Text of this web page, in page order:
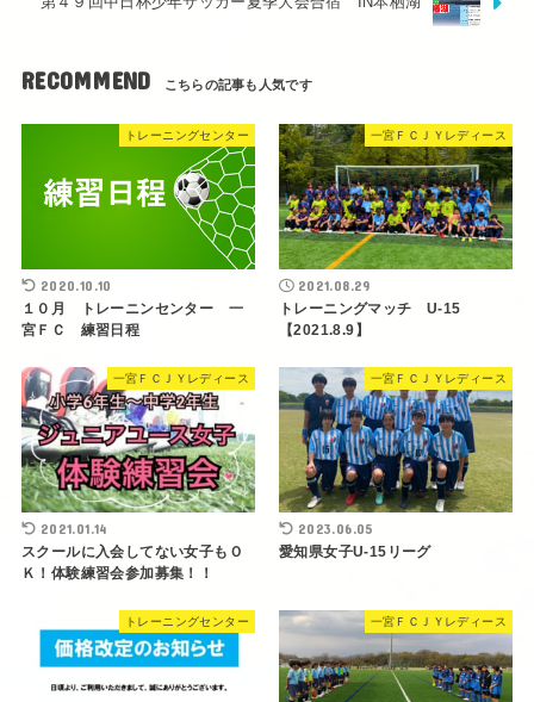
RECOMMEND
トレーニングセンター
2020.10.10
１０月 トレーニンセンター 一
宮ＦＣ 練習日程
一宮ＦＣＪＹレディース
2021.08.29
トレーニングマッチ U-15
【2021.8.9】
一宮ＦＣＪＹレディース
2021.01.14
スクールに入会してない女子もＯ
Ｋ！体験練習会参加募集！！
一宮ＦＣＪＹレディース
2023.06.05
愛知県女子U-15リーグ
トレーニングセンター 一宮ＦＣＪＹレディース